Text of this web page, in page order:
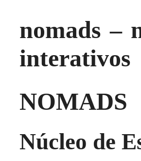
nomads –
interativos
NOMADS
Núcleo de